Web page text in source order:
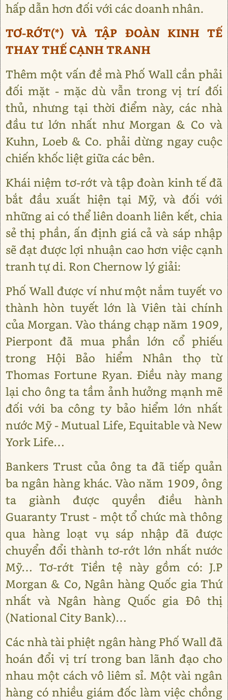
hấp dẫn hơn đối với các doanh nhân.
TƠ-RỚT(*) VÀ TẬP ĐOÀN KINH TẾ
THAY THẾ CẠNH TRANH
Thêm một vấn đề mà Phố Wall cần phải
đối mặt - mặc dù vẫn trong vị trí đối
thủ, nhưng tại thời điểm này, các nhà
đầu tư lớn nhất như Morgan & Co và
Kuhn, Loeb & Co. phải dừng ngay cuộc
chiến khốc liệt giữa các bên.
Khái niệm tơ-rớt và tập đoàn kinh tế đã
bắt đầu xuất hiện tại Mỹ, và đối với
những ai có thể liên doanh liên kết, chia
sẻ thị phần, ấn định giá cả và sáp nhập
sẽ đạt được lợi nhuận cao hơn việc cạnh
tranh tự di. Ron Chernow lý giải:
Phố Wall được ví như một nắm tuyết vo
thành hòn tuyết lớn là Viên tài chính
của Morgan. Vào tháng chạp năm 1909,
Pierpont đã mua phần lớn cổ phiếu
trong Hội Bảo hiểm Nhân thọ từ
Thomas Fortune Ryan. Điều này mang
lại cho ông ta tầm ảnh hưởng mạnh mẽ
đối với ba công ty bảo hiểm lớn nhất
nước Mỹ - Mutual Life, Equitable và New
York Life…
Bankers Trust của ông ta đã tiếp quản
ba ngân hàng khác. Vào năm 1909, ông
ta giành được quyền điều hành
Guaranty Trust - một tổ chức mà thông
qua hàng loạt vụ sáp nhập đã được
chuyển đổi thành tơ-rớt lớn nhất nước
Mỹ… Tơ-rớt Tiền tệ này gồm có: J.P
Morgan & Co, Ngân hàng Quốc gia Thứ
nhất và Ngân hàng Quốc gia Đô thị
(National City Bank)…
Các nhà tài phiệt ngân hàng Phố Wall đã
hoán đổi vị trí trong ban lãnh đạo cho
nhau một cách vô liêm sỉ. Một vài ngân
hàng có nhiều giám đốc làm việc chồng